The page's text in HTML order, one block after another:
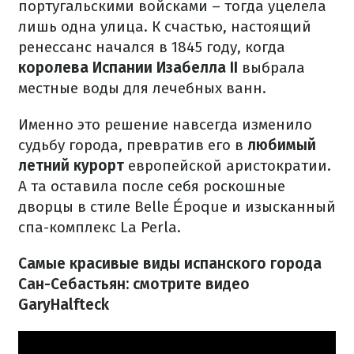
португальскими войсками – тогда уцелела
лишь одна улица. К счастью, настоящий
ренессанс начался в 1845 году, когда
королева Испании Изабелла II выбрала
местные воды для лечебных ванн.
Именно это решение навсегда изменило
судьбу города, превратив его в любимый
летний курорт европейской аристократии.
А та оставила после себя роскошные
дворцы в стиле Belle Époque и изысканный
спа-комплекс La Perla.
Самые красивые виды испанского города
Сан-Себастьян: смотрите видео
GaryHalfteck